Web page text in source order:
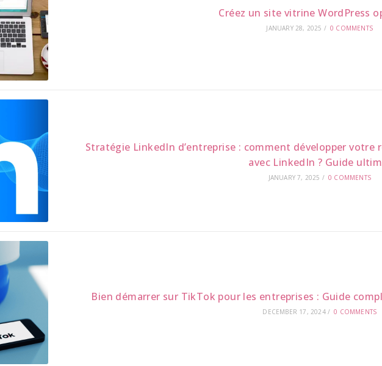
Créez un site vitrine WordPress
JANUARY 28, 2025 / 0 COMMENTS
Stratégie LinkedIn d’entreprise : comment développer votre
avec LinkedIn ? Guide
JANUARY 7, 2025 / 0 COMMENTS
Bien démarrer sur TikTok pour les entreprises : Guide
DECEMBER 17, 2024 / 0 COMMENTS